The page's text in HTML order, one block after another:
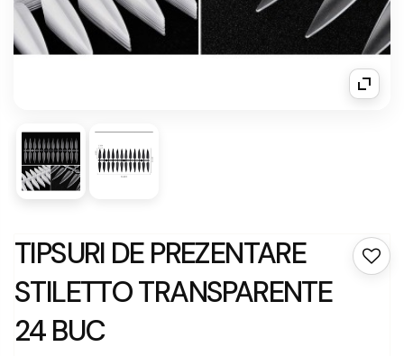
TIPSURI DE PREZENTARE
STILETTO TRANSPARENTE
24 BUC